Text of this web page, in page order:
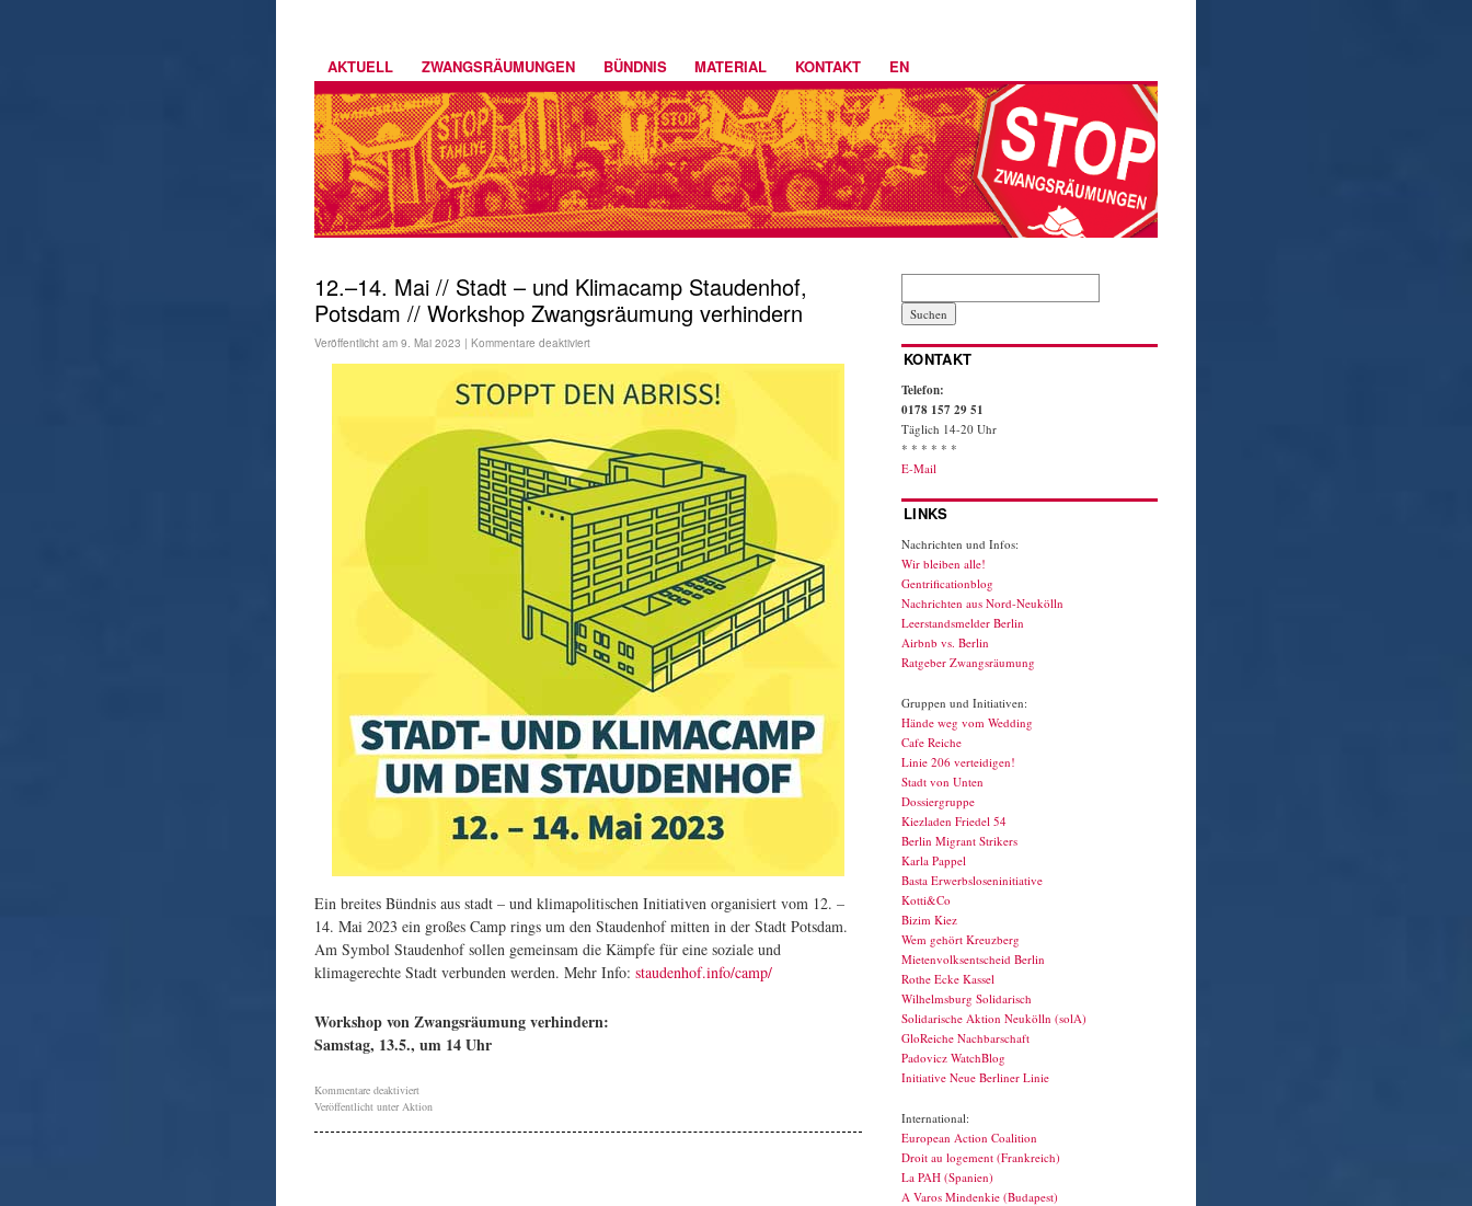
AKTUELL ZWANGSRÄUMUNGEN BÜNDNIS MATERIAL KONTAKT EN
12.–14. Mai // Stadt – und Klimacamp Staudenhof,
Potsdam // Workshop Zwangsräumung verhindern
Veröffentlicht am 9. Mai 2023 | Kommentare deaktiviert
Ein breites Bündnis aus stadt – und klimapolitischen Initiativen organisiert vom 12. –
14. Mai 2023 ein großes Camp rings um den Staudenhof mitten in der Stadt Potsdam.
Am Symbol Staudenhof sollen gemeinsam die Kämpfe für eine soziale und
klimagerechte Stadt verbunden werden. Mehr Info: staudenhof.info/camp/
Workshop von Zwangsräumung verhindern:
Samstag, 13.5., um 14 Uhr
Kommentare deaktiviert
Veröffentlicht unter Aktion
KONTAKT
Telefon:
0178 157 29 51
Täglich 14-20 Uhr
* * * * * *
E-Mail
LINKS
Nachrichten und Infos:
Wir bleiben alle!
Gentrificationblog
Nachrichten aus Nord-Neukölln
Leerstandsmelder Berlin
Airbnb vs. Berlin
Ratgeber Zwangsräumung
Gruppen und Initiativen:
Hände weg vom Wedding
Cafe Reiche
Linie 206 verteidigen!
Stadt von Unten
Dossiergruppe
Kiezladen Friedel 54
Berlin Migrant Strikers
Karla Pappel
Basta Erwerbsloseninitiative
Kotti&Co
Bizim Kiez
Wem gehört Kreuzberg
Mietenvolksentscheid Berlin
Rothe Ecke Kassel
Wilhelmsburg Solidarisch
Solidarische Aktion Neukölln (solA)
GloReiche Nachbarschaft
Padovicz WatchBlog
Initiative Neue Berliner Linie
International:
European Action Coalition
Droit au logement (Frankreich)
La PAH (Spanien)
A Varos Mindenkie (Budapest)